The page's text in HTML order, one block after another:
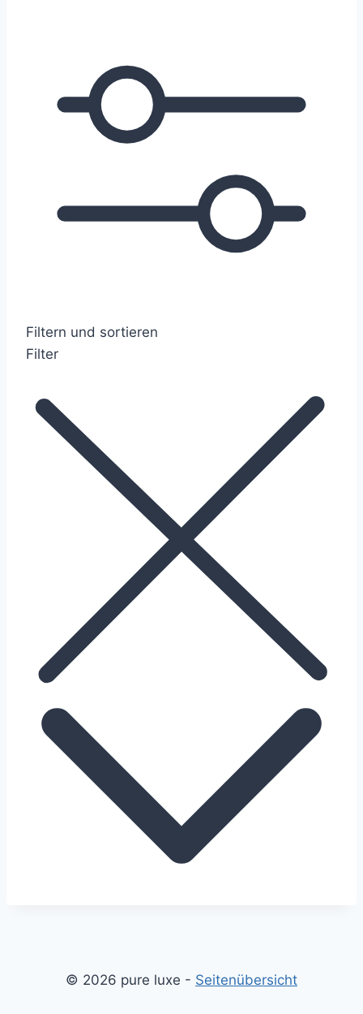
Filtern und sortieren
Filter
© 2026 pure luxe - Seitenübersicht